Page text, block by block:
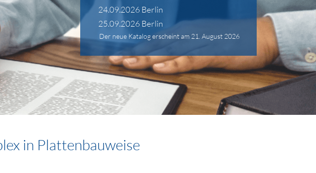
24.09.2026 Berlin
25.09.2026 Berlin
Der neue Katalog erscheint am 21. August 2026
in Plattenbauweise